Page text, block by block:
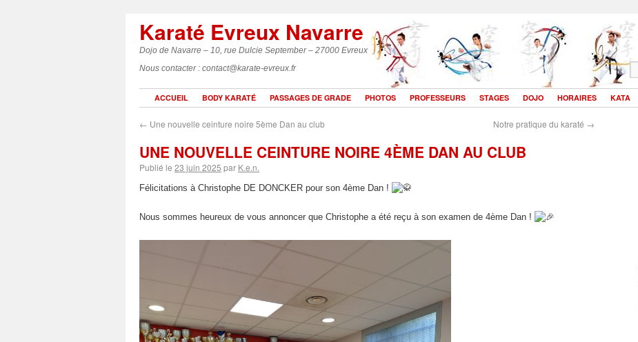
Karaté Evreux Navarre
Dojo de Navarre – 10, rue Dulcie September – 27000 Evreux
Nous contacter : contact@karate-evreux.fr
ACCUEIL BODY KARATÉ PASSAGES DE GRADE PHOTOS PROFESSEURS STAGES DOJO HORAIRES KATA
← Une nouvelle ceinture noire 5ème Dan au club Notre pratique du karaté →
UNE NOUVELLE CEINTURE NOIRE 4ÈME DAN AU CLUB
Publié le 23 juin 2025 par K.e.n.
Félicitations à Christophe DE DONCKER pour son 4ème Dan !
Nous sommes heureux de vous annoncer que Christophe a été reçu à son examen de 4ème Dan !